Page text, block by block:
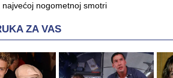
najvećoj nogometnoj smotri